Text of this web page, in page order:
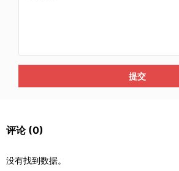
提交
评论 (0)
没有找到数据。